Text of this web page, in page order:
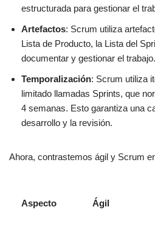
estructurada para gestionar el
Artefactos: Scrum utiliza
Lista de Producto, la Lista del
documentar y gestionar el trabajo.
Temporalización: Scrum utiliza
limitado llamadas Sprints, que
4 semanas. Esto garantiza una
desarrollo y la revisión.
Ahora, contrastemos ágil y Scrum
Aspecto Ágil